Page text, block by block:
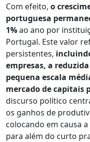
Com efeito, o
portuguesa
1%ao ano por
Portugal. Este valor
persistentes,
empresas, a
pequena escala
mercado de capitais
discurso político
os ganhos de
colocando em causa
para além do curto